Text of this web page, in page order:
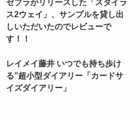
ゼブラがリリースした「スタイラ
ス2ウェイ」、サンプルを貸し出
しいただいたのでレビューで
す！！
レイメイ藤井 いつでも持ち歩け
る”超小型ダイアリー「カードサ
イズダイアリー」